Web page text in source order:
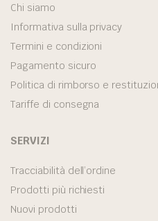
Chi siamo
Informativa sulla privacy
Termini e condizioni
Pagamento sicuro
Politica di rimborso e
Tariffe di consegna
SERVIZI
Tracciabilità dell’ordine
Prodotti più richiesti
Nuovi prodotti